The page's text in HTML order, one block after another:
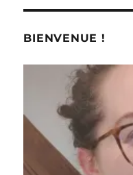
BIENVENUE !